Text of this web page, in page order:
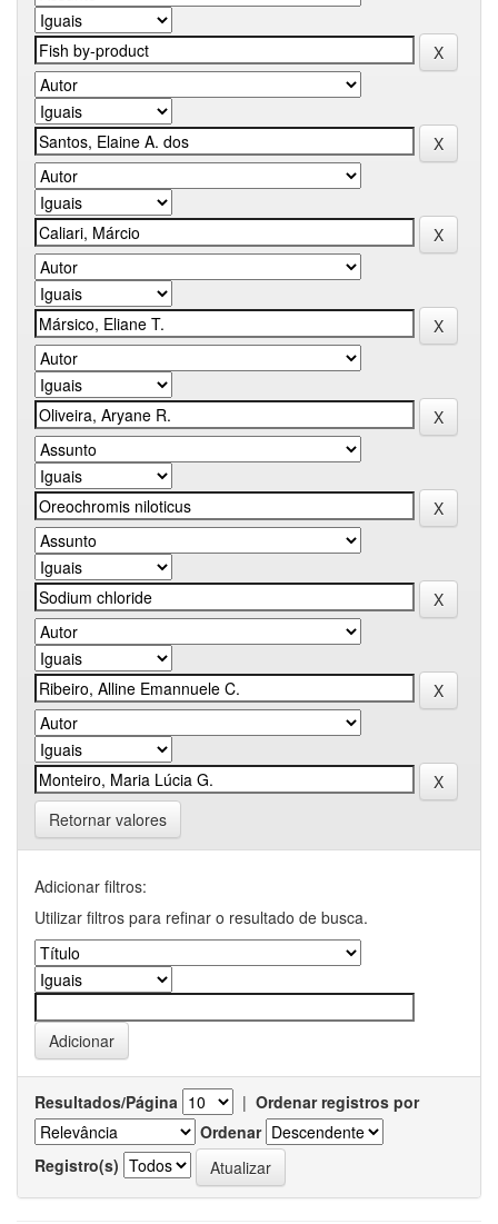
Retornar valores
Adicionar filtros:
Utilizar filtros para refinar o resultado de busca.
Resultados/Página | Ordenar registros por
Ordenar
Registro(s)